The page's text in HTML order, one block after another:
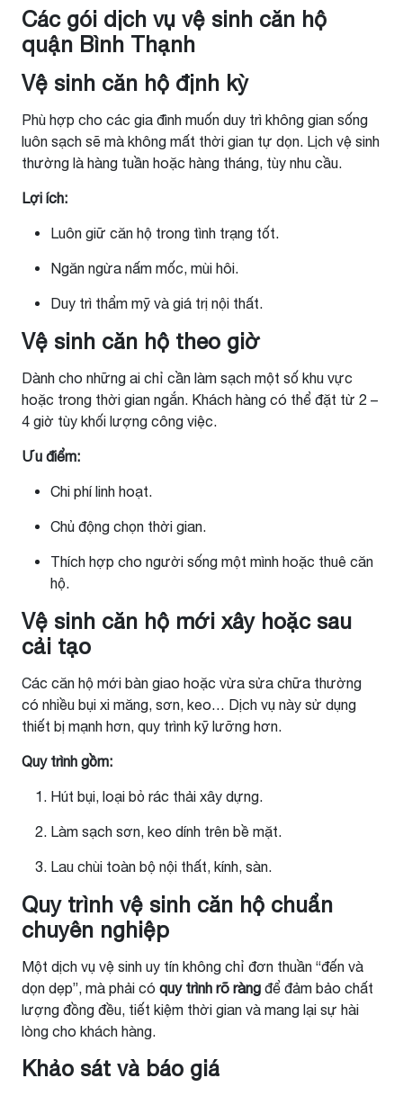
Các gói dịch vụ vệ sinh căn hộ
quận Bình Thạnh
Vệ sinh căn hộ định kỳ
Phù hợp cho các gia đình muốn duy trì không gian sống
luôn sạch sẽ mà không mất thời gian tự dọn. Lịch vệ sinh
thường là hàng tuần hoặc hàng tháng, tùy nhu cầu.
Lợi ích:
Luôn giữ căn hộ trong tình trạng tốt.
Ngăn ngừa nấm mốc, mùi hôi.
Duy trì thẩm mỹ và giá trị nội thất.
Vệ sinh căn hộ theo giờ
Dành cho những ai chỉ cần làm sạch một số khu vực
hoặc trong thời gian ngắn. Khách hàng có thể đặt từ 2 –
4 giờ tùy khối lượng công việc.
Ưu điểm:
Chi phí linh hoạt.
Chủ động chọn thời gian.
Thích hợp cho người sống một mình hoặc thuê căn
hộ.
Vệ sinh căn hộ mới xây hoặc sau
cải tạo
Các căn hộ mới bàn giao hoặc vừa sửa chữa thường
có nhiều bụi xi măng, sơn, keo… Dịch vụ này sử dụng
thiết bị mạnh hơn, quy trình kỹ lưỡng hơn.
Quy trình gồm:
Hút bụi, loại bỏ rác thải xây dựng.
Làm sạch sơn, keo dính trên bề mặt.
Lau chùi toàn bộ nội thất, kính, sàn.
Quy trình vệ sinh căn hộ chuẩn
chuyên nghiệp
Một dịch vụ vệ sinh uy tín không chỉ đơn thuần “đến và
dọn dẹp”, mà phải có quy trình rõ ràng để đảm bảo chất
lượng đồng đều, tiết kiệm thời gian và mang lại sự hài
lòng cho khách hàng.
Khảo sát và báo giá